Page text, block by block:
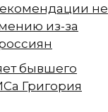
не
из-за
бывшего
Григория